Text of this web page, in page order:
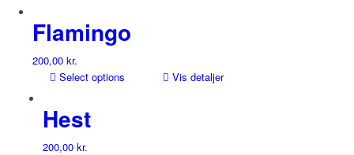
Flamingo
200,00 kr.
Select options
Vis detaljer
Hest
200,00 kr.